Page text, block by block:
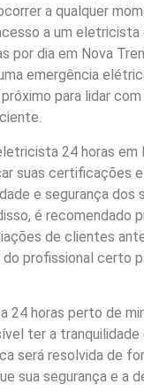
a qualquer
a um eletricista
por dia em Nova
emergência
para lidar
24 horas em
suas certificações
e segurança dos
é recomendado
de clientes
profissional certo
24 horas perto de
ter a tranquilidade
será resolvida de
sua segurança e a